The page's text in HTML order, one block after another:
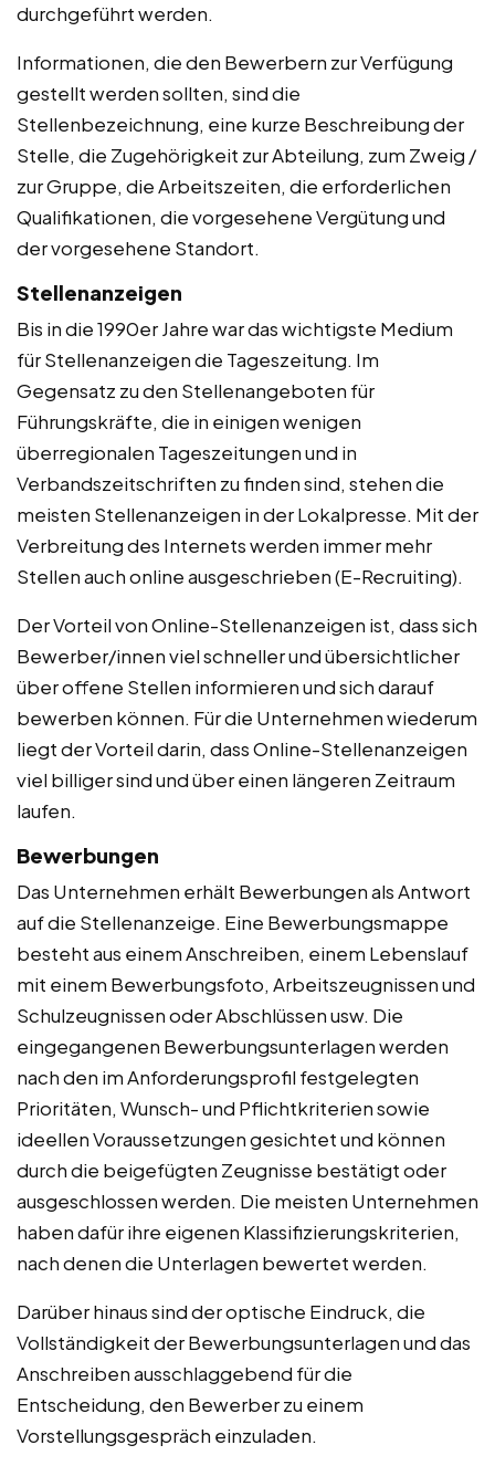
durchgeführt werden.
Informationen, die den Bewerbern zur Verfügung
gestellt werden sollten, sind die
Stellenbezeichnung, eine kurze Beschreibung der
Stelle, die Zugehörigkeit zur Abteilung, zum Zweig /
zur Gruppe, die Arbeitszeiten, die erforderlichen
Qualifikationen, die vorgesehene Vergütung und
der vorgesehene Standort.
Stellenanzeigen
Bis in die 1990er Jahre war das wichtigste Medium
für Stellenanzeigen die Tageszeitung. Im
Gegensatz zu den Stellenangeboten für
Führungskräfte, die in einigen wenigen
überregionalen Tageszeitungen und in
Verbandszeitschriften zu finden sind, stehen die
meisten Stellenanzeigen in der Lokalpresse. Mit der
Verbreitung des Internets werden immer mehr
Stellen auch online ausgeschrieben (E-Recruiting).
Der Vorteil von Online-Stellenanzeigen ist, dass sich
Bewerber/innen viel schneller und übersichtlicher
über offene Stellen informieren und sich darauf
bewerben können. Für die Unternehmen wiederum
liegt der Vorteil darin, dass Online-Stellenanzeigen
viel billiger sind und über einen längeren Zeitraum
laufen.
Bewerbungen
Das Unternehmen erhält Bewerbungen als Antwort
auf die Stellenanzeige. Eine Bewerbungsmappe
besteht aus einem Anschreiben, einem Lebenslauf
mit einem Bewerbungsfoto, Arbeitszeugnissen und
Schulzeugnissen oder Abschlüssen usw. Die
eingegangenen Bewerbungsunterlagen werden
nach den im Anforderungsprofil festgelegten
Prioritäten, Wunsch- und Pflichtkriterien sowie
ideellen Voraussetzungen gesichtet und können
durch die beigefügten Zeugnisse bestätigt oder
ausgeschlossen werden. Die meisten Unternehmen
haben dafür ihre eigenen Klassifizierungskriterien,
nach denen die Unterlagen bewertet werden.
Darüber hinaus sind der optische Eindruck, die
Vollständigkeit der Bewerbungsunterlagen und das
Anschreiben ausschlaggebend für die
Entscheidung, den Bewerber zu einem
Vorstellungsgespräch einzuladen.